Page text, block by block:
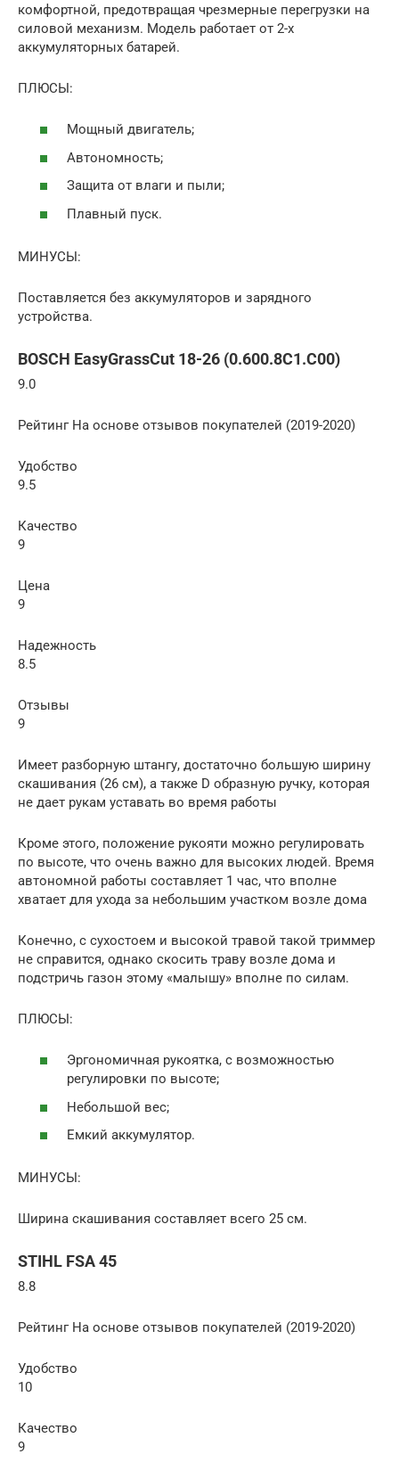
комфортной, предотвращая чрезмерные перегрузки на
силовой механизм. Модель работает от 2-х
аккумуляторных батарей.
ПЛЮСЫ:
Мощный двигатель;
Автономность;
Защита от влаги и пыли;
Плавный пуск.
МИНУСЫ:
Поставляется без аккумуляторов и зарядного
устройства.
BOSCH EasyGrassCut 18-26 (0.600.8C1.C00)
9.0
Рейтинг На основе отзывов покупателей (2019-2020)
Удобство
9.5
Качество
9
Цена
9
Надежность
8.5
Отзывы
9
Имеет разборную штангу, достаточно большую ширину
скашивания (26 см), а также D образную ручку, которая
не дает рукам уставать во время работы
Кроме этого, положение рукояти можно регулировать
по высоте, что очень важно для высоких людей. Время
автономной работы составляет 1 час, что вполне
хватает для ухода за небольшим участком возле дома
Конечно, с сухостоем и высокой травой такой триммер
не справится, однако скосить траву возле дома и
подстричь газон этому «малышу» вполне по силам.
ПЛЮСЫ:
Эргономичная рукоятка, с возможностью
регулировки по высоте;
Небольшой вес;
Емкий аккумулятор.
МИНУСЫ:
Ширина скашивания составляет всего 25 см.
STIHL FSA 45
8.8
Рейтинг На основе отзывов покупателей (2019-2020)
Удобство
10
Качество
9